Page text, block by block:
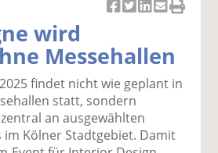
k
el
a
uf
F
ac
k
t
wi
tt
er
el
a
Li
n
k
el
p
m
k
el
D
ck
e
wird
Messehallen
findet nicht wie geplant in
statt, sondern
an ausgewählten
im Kölner Stadtgebiet. Damit